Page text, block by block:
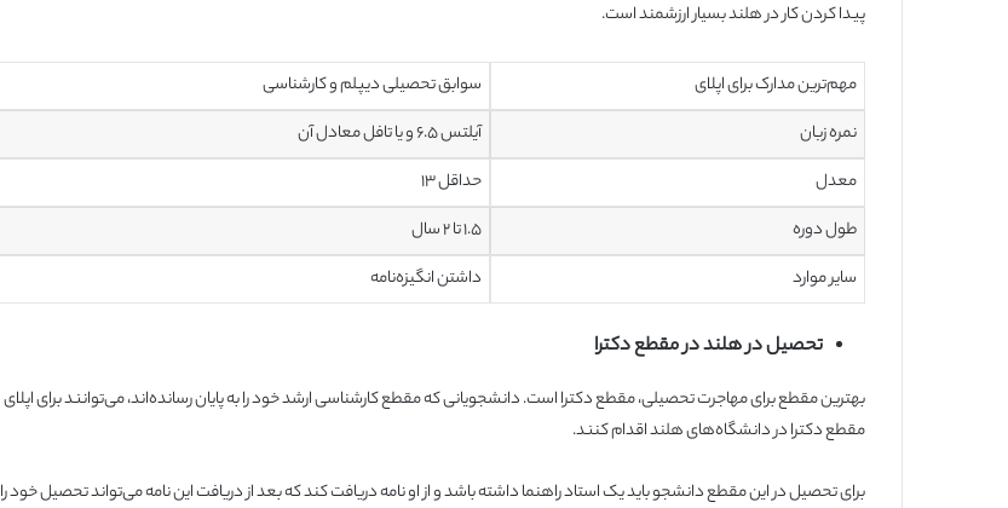
پیدا کردن کار در هلند بسیار ارزشمند است.
مهم‌ترین مدارک برای اپلای
سوابق تحصیلی دیپلم و کارشناسی
نمره زبان
آیلتس ۶.۵ و یا تافل معادل آن
معدل
حداقل ۱۳
طول دوره
۱.۵ تا ۲ سال
سایر موارد
داشتن انگیزه‌نامه
تحصیل در هلند در مقطع دکترا
بهترین مقطع برای مهاجرت تحصیلی، مقطع دکترا است. دانشجویانی که مقطع کارشناسی ارشد خود را به پایان رسانده‌اند، می‌توانند برای اپلای
مقطع دکترا در دانشگاه‌های هلند اقدام کنند.
برای تحصیل در این مقطع دانشجو باید یک استاد راهنما داشته باشد و از او نامه دریافت کند که بعد از دریافت این نامه می‌تواند تحصیل خود را